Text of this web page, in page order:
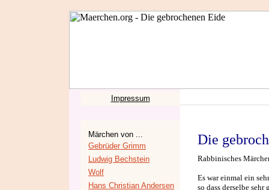
Impressum
Märchen von ...
Gebrüder Grimm
Ludwig Bechstein
Wolf
Hans Christian Andersen
Die
Rabbinisches
Es war einmal ein
so dass derselbe